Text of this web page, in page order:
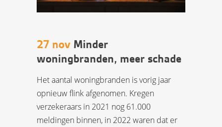
27 nov Minder
woningbranden, meer schade
Het aantal woningbranden is vorig jaar
opnieuw flink afgenomen. Kregen
verzekeraars in 2021 nog 61.000
meldingen binnen, in 2022 waren dat er